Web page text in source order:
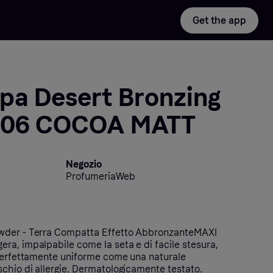
Get the app
Desert Bronzing
COCOA MATT
Negozio
ProfumeriaWeb
- Terra Compatta Effetto AbbronzanteMAXI
impalpabile come la seta e di facile stesura,
uniforme come una naturale
di allergie. Dermatologicamente testato.